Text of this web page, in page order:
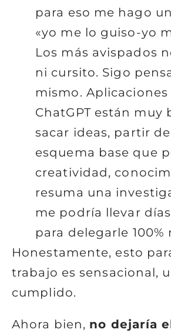
para eso me hago
«yo me lo guiso-yo
Los más avispados
ni cursito. Sigo
mismo. Aplicaciones
ChatGPT están muy
sacar ideas, partir
esquema base que
creatividad,
resuma una
me podría llevar
para delegarle 100%
Honestamente, esto
trabajo es sensacional,
cumplido.
Ahora bien, no dejaría